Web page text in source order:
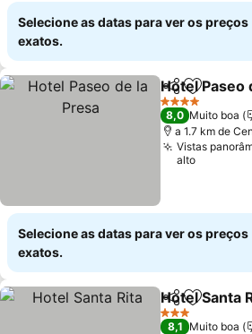
Selecione as datas para ver os preços
exatos.
Partilhar
Hotel Paseo
4 Estrelas
8,0 Muito boa
a 1.7 km de
Vistas
alto
Selecione as datas para ver os preços
exatos.
Partilhar
Hotel Santa
3 Estrelas
8,1 Muito boa